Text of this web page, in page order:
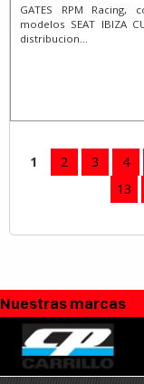
GATES RPM
modelos SEAT IBIZA
distribucion...
1 2 3 4
13
Nuestras marcas